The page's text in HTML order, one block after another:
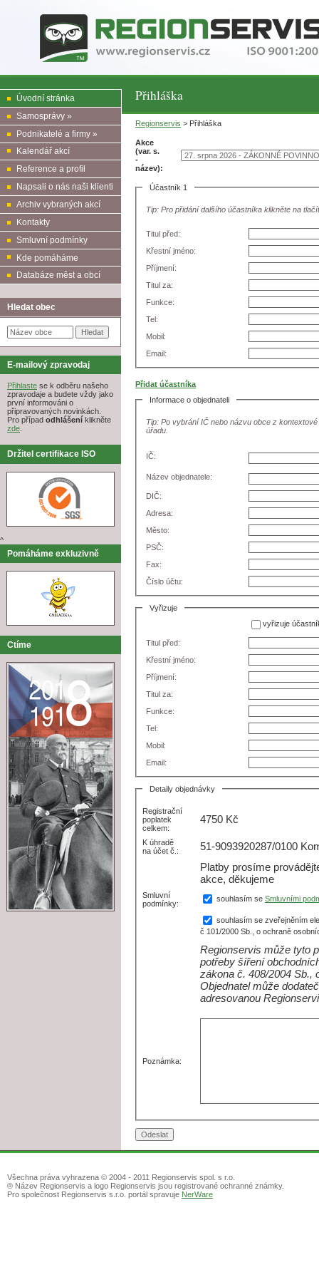
Přihláška
Úvodní stránka
Samosprávy »
Podnikatelé a firmy »
Kalendář akcí
Reference a profil
Napsali o nás naši klienti
Archiv vybraných akcí
Kontakty
Smluvní podmínky
Kde pomáháme
Databáze měst a obcí
Hledat obec
E-mailový zpravodaj
Přihlaste se k odběru našeho
zpravodaje a budete vždy jako
první informováni o
připravovaných novinkách.
Pro případ odhlášení klikněte
zde.
Držitel certifikace ISO
^
Pomáháme exkluzivně
Ctíme
Regionservis > Přihláška
Akce
(var. s.
-
název):
Účastník 1
Tip: Pro přidání dalšího účastníka klikněte na
Titul před:
Křestní jméno:
Příjmení:
Titul za:
Funkce:
Tel:
Mobil:
Email:
Přidat účastníka
Informace o objednateli
Tip: Po vybrání IČ nebo názvu obce z
úřadu.
IČ:
Název objednatele:
DIČ:
Adresa:
Město:
PSČ:
Fax:
Číslo účtu:
Vyřizuje
vyřizuje
Titul před:
Křestní jméno:
Příjmení:
Titul za:
Funkce:
Tel:
Mobil:
Email:
Detaily objednávky
Registrační
poplatek
celkem:
4750Kč
K úhradě
na účet č.:
51-9093920287/0100
Platby prosíme
akce, děkujeme
Smluvní
podmínky:
souhlasím se Smluvními
souhlasím se zveřejněním
č 101/2000 Sb., o ochraně
Regionservis může tyto
potřeby šíření
zákona č. 408/2004 Sb.,
Objednatel může
adresovanou
Poznámka:
Všechna práva vyhrazena © 2004 - 2011 Regionservis spol. s r.o.
® Název Regionservis a logo Regionservis jsou registrované ochranné známky.
Pro společnost Regionservis s.r.o. portál spravuje NerWare